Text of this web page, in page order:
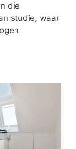
die
studie, waar